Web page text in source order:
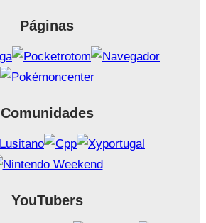
Páginas
Comunidades
YouTubers